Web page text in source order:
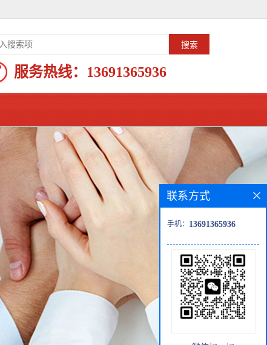
服务热线： 13691365936
联系方式
手机： 13691365936